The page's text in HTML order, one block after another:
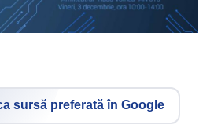
sursă preferată în Google